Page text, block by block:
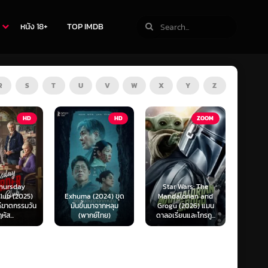
หนัง 18+ TOP IMDB
S T U V W X Y Z
HD
Exhuma (2024) ขุด
มันขึ้นมาจากหลุม
ZOOM
Star Wars: The
Mandalorian and
Grogu (2026) แมน
ดาลอเรี่ยนและโกรกู...
TV
The Last of Us
Season 1-2 (2025)
เดอะ ลาสต์ ออฟ อัส